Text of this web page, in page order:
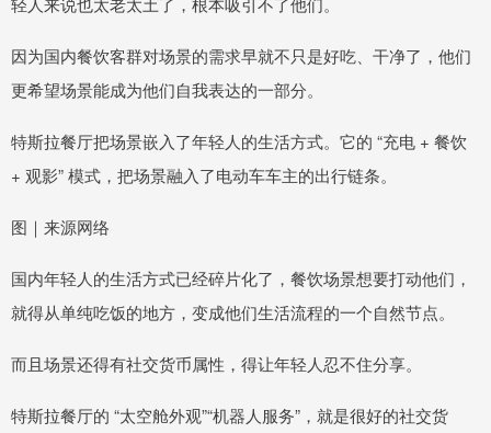
因为国内餐饮客群对场景的需求早就不只是好吃、干净了，他们
更希望场景能成为他们自我表达的一部分。
特斯拉餐厅把场景嵌入了年轻人的生活方式。它的 “充电 + 餐饮
+ 观影” 模式，把场景融入了电动车车主的出行链条。
图｜来源网络
国内年轻人的生活方式已经碎片化了，餐饮场景想要打动他们，
就得从单纯吃饭的地方，变成他们生活流程的一个自然节点。
而且场景还得有社交货币属性，得让年轻人忍不住分享。
特斯拉餐厅的 “太空舱外观”“机器人服务”，就是很好的社交货